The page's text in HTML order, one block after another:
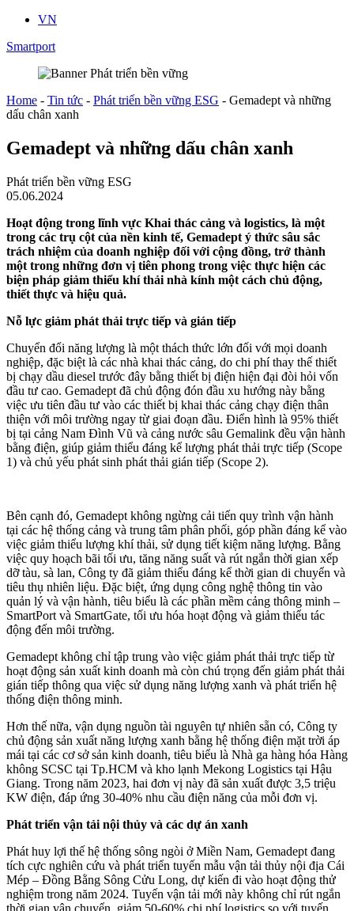
VN
Smartport
Home - Tin tức - Phát triển bền vững ESG - Gemadept và những
dấu chân xanh
Gemadept và những dấu chân xanh
Phát triển bền vững ESG
05.06.2024
Hoạt động trong lĩnh vực Khai thác cảng và logistics, là một
trong các trụ cột của nền kinh tế, Gemadept ý thức sâu sắc
trách nhiệm của doanh nghiệp đối với cộng đồng, trở thành
một trong những đơn vị tiên phong trong việc thực hiện các
biện pháp giảm thiểu khí thải nhà kính một cách chủ động,
thiết thực và hiệu quả.
Nỗ lực giảm phát thải trực tiếp và gián tiếp
Chuyển đổi năng lượng là một thách thức lớn đối với mọi doanh
nghiệp, đặc biệt là các nhà khai thác cảng, do chi phí thay thế thiết
bị chạy dầu diesel trước đây bằng thiết bị điện hiện đại đòi hỏi vốn
đầu tư cao. Gemadept đã chủ động đón đầu xu hướng này bằng
việc ưu tiên đầu tư vào các thiết bị khai thác cảng chạy điện thân
thiện với môi trường ngay từ giai đoạn đầu. Điển hình là 95% thiết
bị tại cảng Nam Đình Vũ và cảng nước sâu Gemalink đều vận hành
bằng điện, giúp giảm thiểu đáng kể lượng phát thải trực tiếp (Scope
1) và chủ yếu phát sinh phát thải gián tiếp (Scope 2).
Bên cạnh đó, Gemadept không ngừng cải tiến quy trình vận hành
tại các hệ thống cảng và trung tâm phân phối, góp phần đáng kể vào
việc giảm thiểu lượng khí thải, sử dụng tiết kiệm năng lượng. Bằng
việc quy hoạch bãi tối ưu, tăng năng suất và rút ngắn thời gian xếp
dỡ tàu, sà lan, Công ty đã giảm thiểu đáng kể thời gian di chuyển và
tiêu thụ nhiên liệu. Đặc biệt, ứng dụng công nghệ thông tin vào
quản lý và vận hành, tiêu biểu là các phần mềm cảng thông minh –
SmartPort và SmartGate, tối ưu hóa hoạt động và giảm thiểu tác
động đến môi trường.
Gemadept không chỉ tập trung vào việc giảm phát thải trực tiếp từ
hoạt động sản xuất kinh doanh mà còn chú trọng đến giảm phát thải
gián tiếp thông qua việc sử dụng năng lượng xanh và phát triển hệ
thống điện thông minh.
Hơn thế nữa, vận dụng nguồn tài nguyên tự nhiên sẵn có, Công ty
chủ động sản xuất năng lượng xanh bằng hệ thống điện mặt trời áp
mái tại các cơ sở sản kinh doanh, tiêu biểu là Nhà ga hàng hóa Hàng
không SCSC tại Tp.HCM và kho lạnh Mekong Logistics tại Hậu
Giang. Trong năm 2023, hai đơn vị này đã sản xuất được 3,5 triệu
KW điện, đáp ứng 30-40% nhu cầu điện năng của mỗi đơn vị.
Phát triển vận tải nội thủy và các dự án xanh
Phát huy lợi thế hệ thống sông ngòi ở Miền Nam, Gemadept đang
tích cực nghiên cứu và phát triển tuyến mẫu vận tải thủy nội địa Cái
Mép – Đồng Bằng Sông Cửu Long, dự kiến đi vào hoạt động thử
nghiệm trong năm 2024. Tuyến vận tải mới này không chỉ rút ngắn
thời gian vận chuyển, giảm 50-60% chi phí logistics so với tuyến